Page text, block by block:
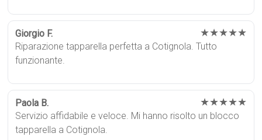
Giorgio F. ★★★★★
Riparazione tapparella perfetta a Cotignola. Tutto
funzionante.
Paola B. ★★★★★
Servizio affidabile e veloce. Mi hanno risolto un blocco
tapparella a Cotignola.